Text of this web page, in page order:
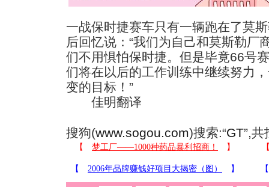
一战保时捷赛车只有一辆跑在了莫
后回忆说：“我们为自己和莫斯勒厂
们不用惧怕保时捷。但是毕竟66号
们将在以后的工作训练中继续努力
变的目标！”
佳明翻译
搜狗(www.sogou.com)搜索:“GT”,共